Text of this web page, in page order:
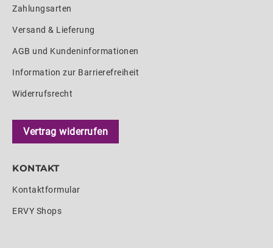
Zahlungsarten
Versand & Lieferung
AGB und Kundeninformationen
Information zur Barrierefreiheit
Widerrufsrecht
Vertrag widerrufen
KONTAKT
Kontaktformular
ERVY Shops